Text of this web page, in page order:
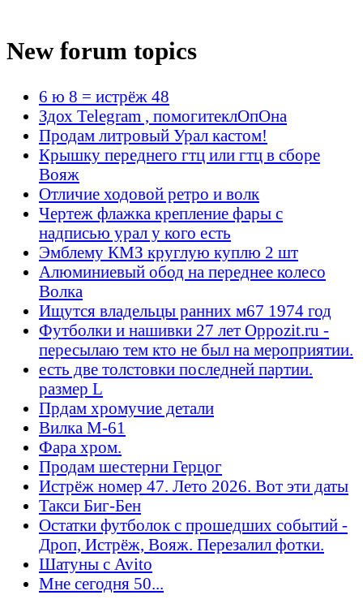
New forum topics
6 ю 8 = истрёж 48
Здох Telegram , помогитеклОпОна
Продам литровый Урал кастом!
Крышку переднего гтц или гтц в сборе
Вояж
Отличие ходовой ретро и волк
Чертеж флажка крепление фары с
надписью урал у кого есть
Эмблему КМЗ круглую куплю 2 шт
Алюминиевый обод на переднее колесо
Волка
Ищутся владельцы ранних м67 1974 год
Футболки и нашивки 27 лет Oppozit.ru -
пересылаю тем кто не был на мероприятии.
есть две толстовки последней партии.
размер L
Прдам хромучие детали
Вилка М-61
Фара хром.
Продам шестерни Герцог
Истрёж номер 47. Лето 2026. Вот эти даты
Такси Биг-Бен
Остатки футболок с прошедших событий -
Дроп, Истрёж, Вояж. Перезалил фотки.
Шатуны с Avito
Мне сегодня 50...